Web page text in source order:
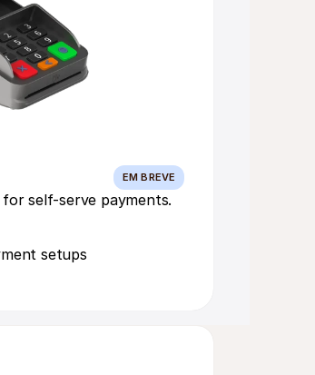
EM BREVE
self-serve payments.
setups